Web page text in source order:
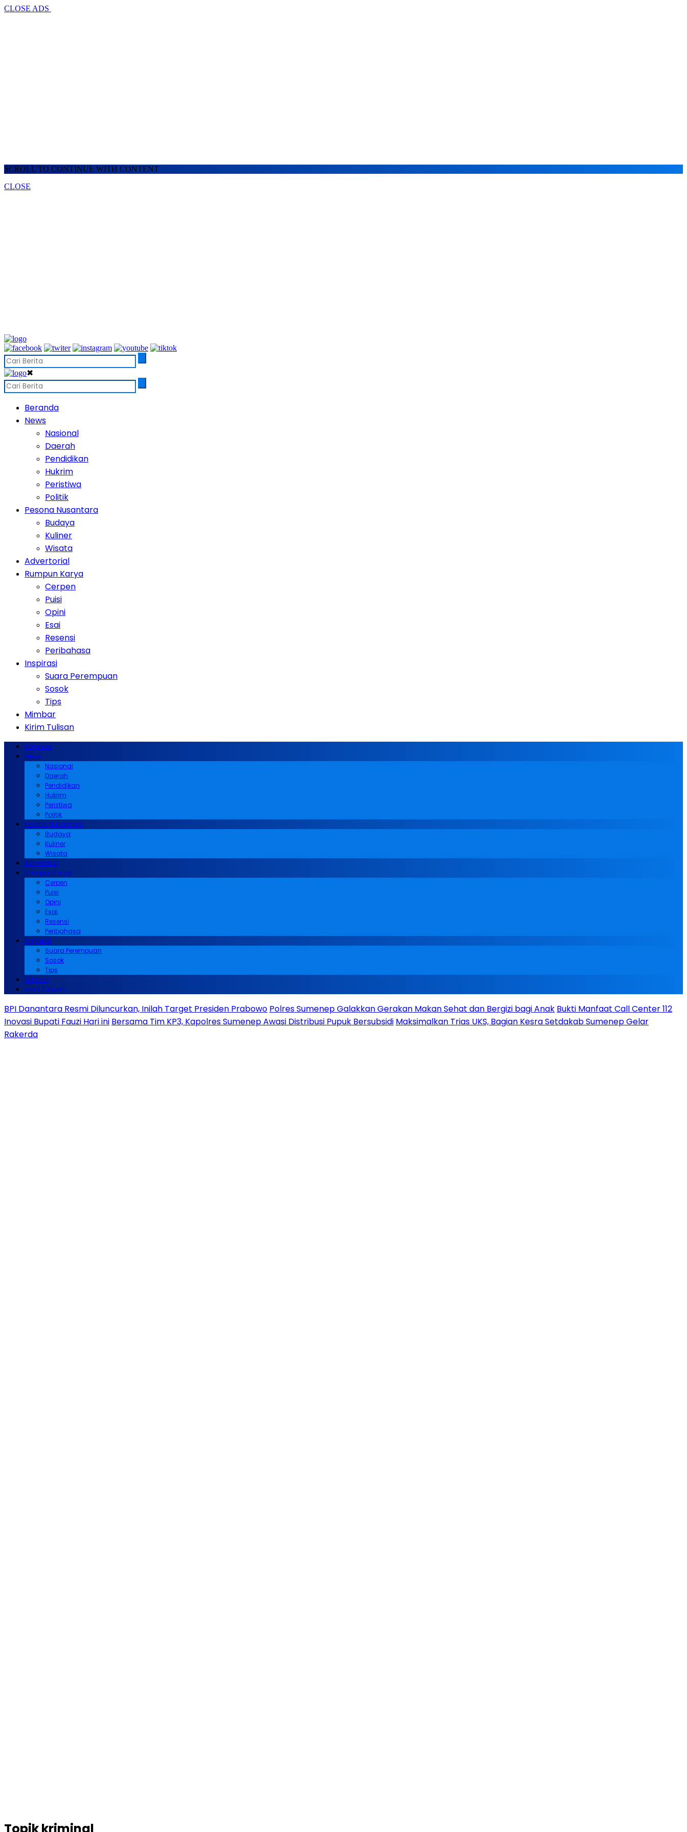
CLOSE ADS
SCROLL TO CONTINUE WITH CONTENT
CLOSE
✖
Beranda
News
Nasional
Daerah
Pendidikan
Hukrim
Peristiwa
Politik
Pesona Nusantara
Budaya
Kuliner
Wisata
Advertorial
Rumpun Karya
Cerpen
Puisi
Opini
Esai
Resensi
Peribahasa
Inspirasi
Suara Perempuan
Sosok
Tips
Mimbar
Kirim Tulisan
Beranda
News
Nasional
Daerah
Pendidikan
Hukrim
Peristiwa
Politik
Pesona Nusantara
Budaya
Kuliner
Wisata
Advertorial
Rumpun Karya
Cerpen
Puisi
Opini
Esai
Resensi
Peribahasa
Inspirasi
Suara Perempuan
Sosok
Tips
Mimbar
Kirim Tulisan
BPI Danantara Resmi Diluncurkan, Inilah Target Presiden Prabowo Polres Sumenep Galakkan Gerakan Makan Sehat dan Bergizi bagi Anak Bukti Manfaat Call Center 112
Inovasi Bupati Fauzi Hari ini Bersama Tim KP3, Kapolres Sumenep Awasi Distribusi Pupuk Bersubsidi Maksimalkan Trias UKS, Bagian Kesra Setdakab Sumenep Gelar
Rakerda